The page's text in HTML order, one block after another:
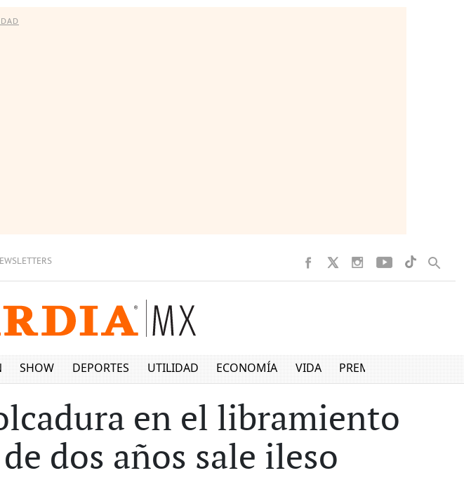
SHOW DEPORTES UTILIDAD ECONOMÍA VIDA PREMIUM
en el libramiento
dos años sale ileso